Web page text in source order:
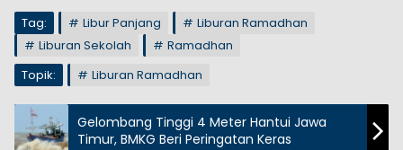
Tag: Libur Panjang
Liburan Ramadhan
Liburan Sekolah
Ramadhan
Topik:
Liburan Ramadhan
Gelombang Tinggi 4 Meter Hantui Jawa
Timur, BMKG Beri Peringatan Keras